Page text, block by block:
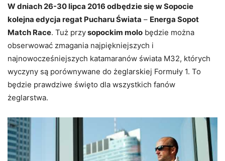
W dniach 26-30 lipca 2016 odbędzie się w Sopocie
kolejna edycja regat Pucharu Świata – Energa Sopot
Match Race. Tuż przysopockim molo będzie można
obserwować zmagania najpiękniejszych i
najnowocześniejszych katamaranów świata M32, których
wyczyny są porównywane do żeglarskiej Formuły 1. To
będzie prawdziwe święto dla wszystkich fanów
żeglarstwa.